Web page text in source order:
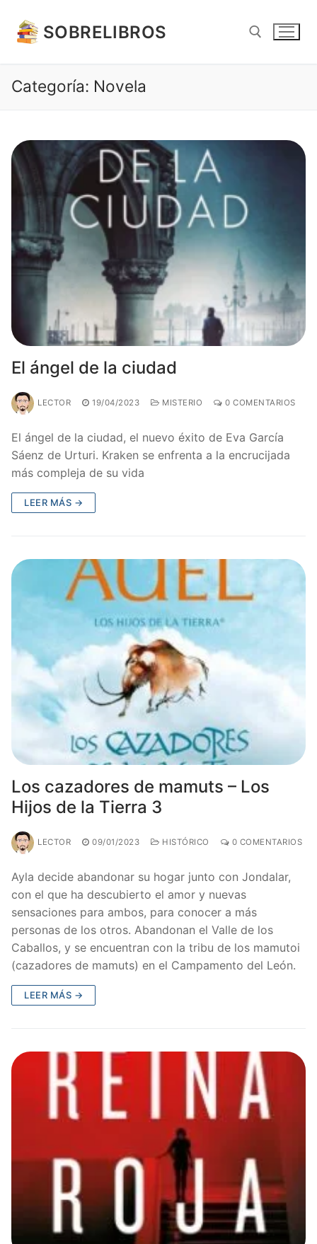
contenido
SOBRELIBROS
Categoría: Novela
El ángel de la ciudad
LECTOR 19/04/2023 MISTERIO 0 COMENTARIOS
El ángel de la ciudad, el nuevo éxito de Eva García
Sáenz de Urturi. Kraken se enfrenta a la encrucijada
más compleja de su vida
LEER MÁS →
Los cazadores de mamuts – Los
Hijos de la Tierra 3
LECTOR 09/01/2023 HISTÓRICO 0 COMENTARIOS
Ayla decide abandonar su hogar junto con Jondalar,
con el que ha descubierto el amor y nuevas
sensaciones para ambos, para conocer a más
personas de los otros. Abandonan el Valle de los
Caballos, y se encuentran con la tribu de los mamutoi
(cazadores de mamuts) en el Campamento del León.
LEER MÁS →